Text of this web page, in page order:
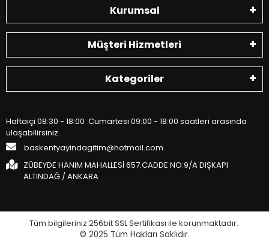
Kurumsal
Müşteri Hizmetleri
Kategoriler
Haftaiçi 08:30 - 18:00 Cumartesi 09:00 - 18:00 saatleri arasında
ulaşabilirsiniz.
baskentyayindagitim@hotmail.com
ZÜBEYDE HANIM MAHALLESİ 657.CADDE NO:9/A DIŞKAPI
ALTINDAĞ / ANKARA
Tüm bilgileriniz 256bit SSL Sertifikası ile korunmaktadır.
© 2025 Tüm Hakları Saklıdır.